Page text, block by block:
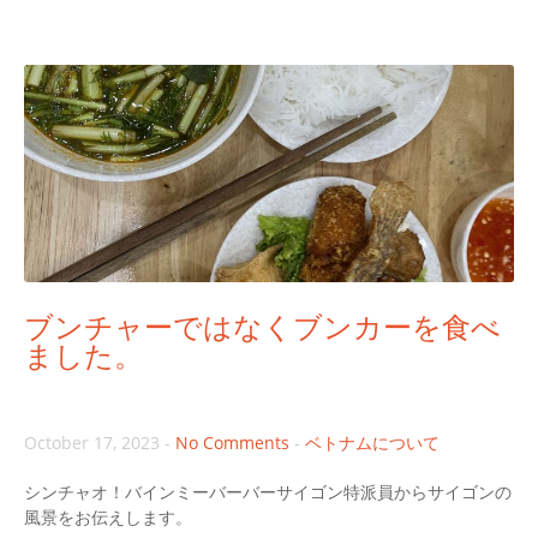
ブンチャーではなくブンカーを食べ
ました。
October 17, 2023 - No Comments - ベトナムについて
シンチャオ！バインミーバーバーサイゴン特派員からサイゴンの
風景をお伝えします。